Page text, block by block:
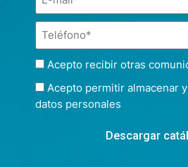
Acepto recibir otras
Acepto permitir almacenar
datos personales
Descargar